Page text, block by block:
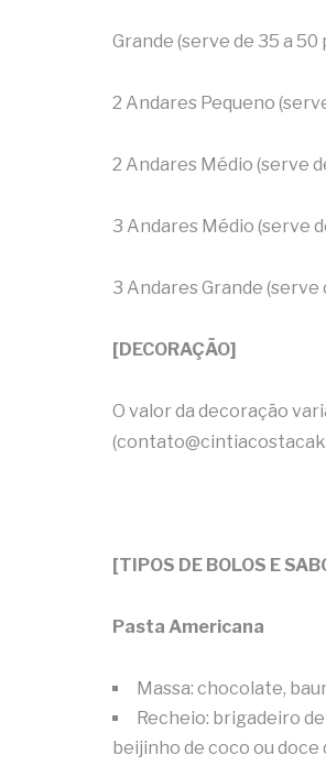
Grande (serve de 35 a 50
2 Andares Pequeno
2 Andares Médio (serve
3 Andares Médio (serve
3 Andares Grande (serve
[DECORAÇÃO]
O valor da decoração
[TIPOS DE BOLOS E
Pasta Americana
Massa: chocolate,
Recheio: brigadeiro
beijinho de coco ou